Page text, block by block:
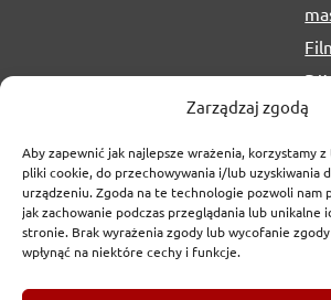
Zarządzaj zgodą
Aby zapewnić jak najlepsze wrażenia, korzystamy
pliki cookie, do przechowywania i/lub uzyskiwania
urządzeniu. Zgoda na te technologie pozwoli nam
jak zachowanie podczas przeglądania lub
stronie. Brak wyrażenia zgody lub wycofanie
wpłynąć na niektóre cechy i funkcje.